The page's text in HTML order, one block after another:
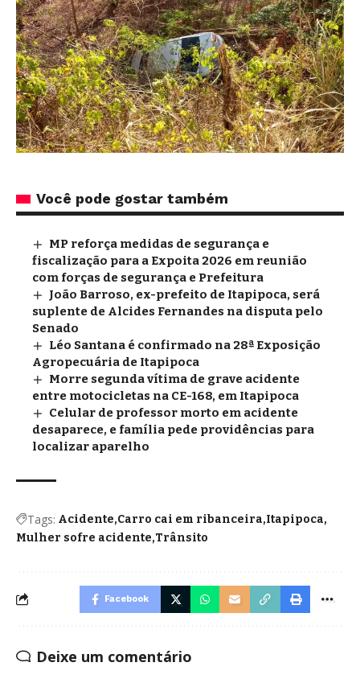
Você pode gostar também
MP reforça medidas de segurança e
fiscalização para a Expoita 2026 em reunião
com forças de segurança e Prefeitura
João Barroso, ex-prefeito de Itapipoca, será
suplente de Alcides Fernandes na disputa pelo
Senado
Léo Santana é confirmado na 28ª Exposição
Agropecuária de Itapipoca
Morre segunda vítima de grave acidente
entre motocicletas na CE-168, em Itapipoca
Celular de professor morto em acidente
desaparece, e família pede providências para
localizar aparelho
Tags: Acidente Carro cai em ribanceira Itapipoca
Mulher sofre acidente Trânsito
Facebook
Deixe um comentário